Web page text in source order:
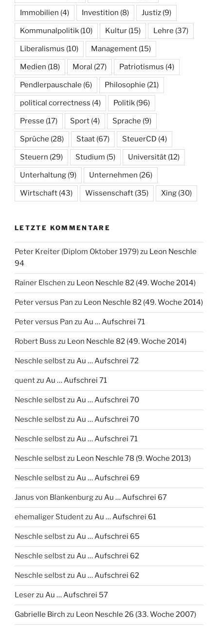
Immobilien (4) Investition (8) Justiz (9)
Kommunalpolitik (10) Kultur (15) Lehre (37)
Liberalismus (10) Management (15)
Medien (18) Moral (27) Patriotismus (4)
Pendlerpauschale (6) Philosophie (21)
political correctness (4) Politik (96)
Presse (17) Sport (4) Sprache (9)
Sprüche (28) Staat (67) SteuerCD (4)
Steuern (29) Studium (5) Universität (12)
Unterhaltung (9) Unternehmen (26)
Wirtschaft (43) Wissenschaft (35) Xing (30)
LETZTE KOMMENTARE
Peter Kreiter (Diplom Oktober 1979)zu Leon Neschle
94
Rainer Elschen zu Leon Neschle 82 (49. Woche 2014)
Peter versus Pan zu Leon Neschle 82 (49. Woche 2014)
Peter versus Pan zu Au … Aufschrei 71
Robert Buss zu Leon Neschle 82 (49. Woche 2014)
Neschle selbstzu Au … Aufschrei 72
quentzu Au … Aufschrei 71
Neschle selbstzu Au … Aufschrei 70
Neschle selbstzu Au … Aufschrei 70
Neschle selbstzu Au … Aufschrei 71
Neschle selbstzu Leon Neschle 78 (9. Woche 2013)
Neschle selbstzu Au … Aufschrei 69
Janus von Blankenburgzu Au … Aufschrei 67
ehemaliger Studentzu Au … Aufschrei 61
Neschle selbstzu Au … Aufschrei 65
Neschle selbstzu Au … Aufschrei 62
Neschle selbstzu Au … Aufschrei 62
Leserzu Au … Aufschrei 57
Gabrielle Birch zu Leon Neschle 26 (33. Woche 2007)